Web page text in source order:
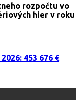
rozpočtu vo
hier v roku
453 676 €